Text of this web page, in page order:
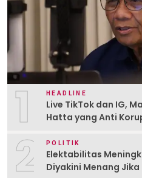
1 HEADLINE
Live TikTok dan IG,
Hatta yang Anti
2 POLITIK
Elektabilitas
Diyakini Menang